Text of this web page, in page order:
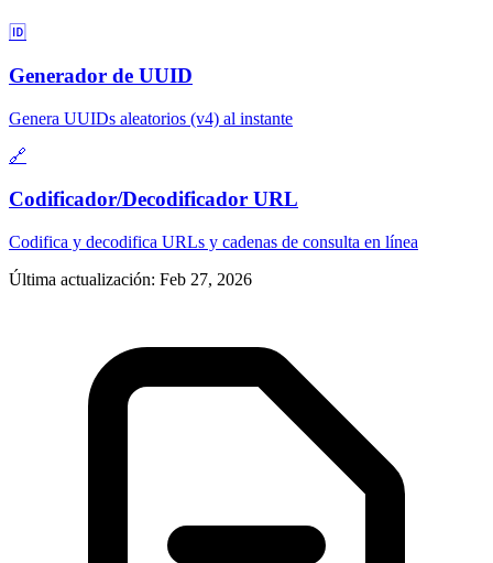
🆔
Generador de UUID
Genera UUIDs aleatorios (v4) al instante
🔗
Codificador/Decodificador URL
Codifica y decodifica URLs y cadenas de consulta en línea
Última actualización: Feb 27, 2026